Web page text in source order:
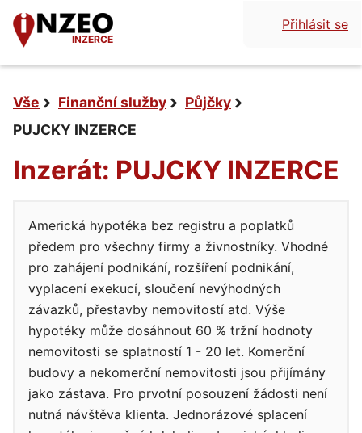
INZERCE
Přihlásit se
Vše Finanční služby
Půjčky
PUJCKY INZERCE
Inzerát: PUJCKY INZERCE
Americká hypotéka bez registru a poplatků
předem pro všechny firmy a živnostníky. Vhodné
pro zahájení podnikání, rozšíření podnikání,
vyplacení exekucí, sloučení nevýhodných
závazků, přestavby nemovitostí atd. Výše
hypotéky může dosáhnout 60 % tržní hodnoty
nemovitosti se splatností 1 - 20 let. Komerční
budovy a nekomerční nemovitosti jsou přijímány
jako zástava. Pro prvotní posouzení žádosti není
nutná návštěva klienta. Jednorázové splacení